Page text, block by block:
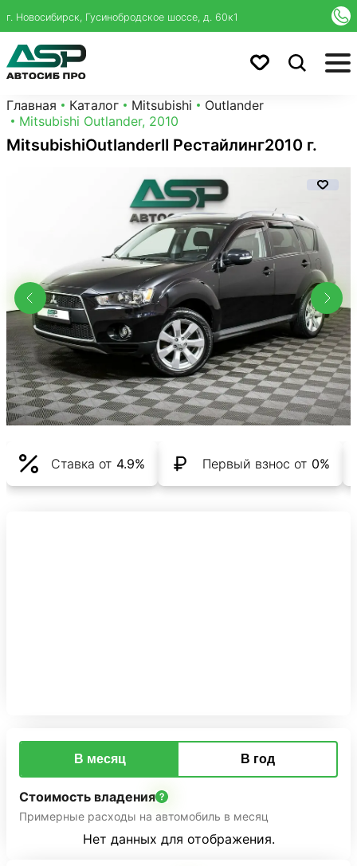
г. Новосибирск, Гусинобродское шоссе, д. 60к1
Главная Каталог Mitsubishi
Outlander
Mitsubishi Outlander, 2010
MitsubishiOutlanderII Рестайлинг2010 г.
Ставка от 4.9% Первый взнос от 0%
В месяц В год
Стоимость владения
Примерные расходы на автомобиль в месяц
Нет данных для отображения.